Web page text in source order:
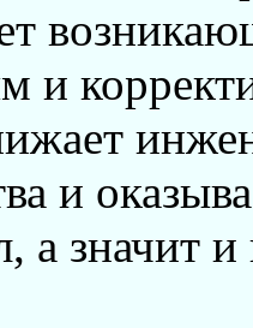
и
и
а значит